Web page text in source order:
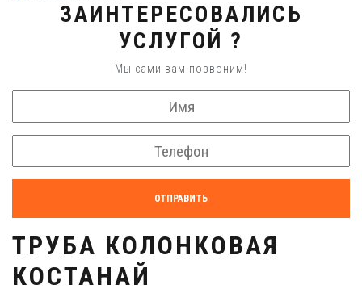
ЗАИНТЕРЕСОВАЛИСЬ
УСЛУГОЙ ?
Мы сами вам позвоним!
ОТПРАВИТЬ
ТРУБА КОЛОНКОВАЯ
КОСТАНАЙ